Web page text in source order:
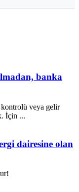
banka
veya gelir
İçin ...
dairesine olan